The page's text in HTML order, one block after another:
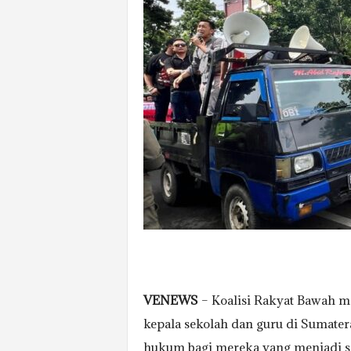
VENEWS– Koalisi Rakyat Bawah
kepala sekolah dan guru di
hukum bagi mereka yang menjadi